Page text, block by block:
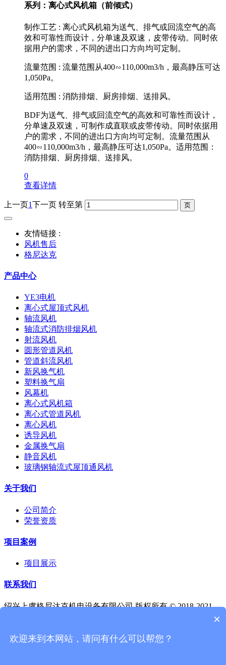
系列：离心式风机箱（前倾式）
制作工艺 : 离心式风机箱为送气、排气或回流空气的高
效和可靠性而设计，分单速及双速，皮带传动。同时依
据用户的需求，不同的进出口方向均可定制。
流量范围 : 流量范围从400∽110,000m3/h，最高静压可达
1,050Pa。
适用范围 : 消防排烟、厨房排烟、送排风。
BDF为送气、排气或回流空气的高效和可靠性而设计，
分单速及双速，可制作成直联或皮带传动。同时依据用
户的需求，不同的进出口方向均可定制。流量范围从
400∽110,000m3/h，最高静压可达1,050Pa。适用范围：
消防排烟、厨房排烟、送排风。
0
查看详情
上一页1下一页 转至第
友情链接 :
风机售后
格尼达克
产品中心
YE3电机
离心式屋顶式风机
轴流风机
轴流式消防排烟风机
射流风机
圆形管道风机
管道斜流风机
新风换气机
塑料换气扇
风幕机
离心式风机箱
离心式管道风机
离心风机
诱导风机
金属换气扇
静音风机
玻璃钢轴流式屋顶通风机
关于我们
公司简介
荣誉资质
项目案例
项目展示
联系我们
绍兴上虞格尼达克机电设备有限公司 版权所有 © 2018-2021
浙江省绍兴市上虞区梁湖街道新花浦村前旺塘村村委老办公楼
二楼 312300
×
欢迎来到本网站，请问有什么可以帮您？